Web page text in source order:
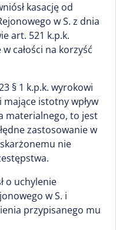
kasację od
w S. z dnia
art. 521 k.p.k.
całości na korzyść
§ 1 k.p.k. wyrokowi
mające istotny wpływ
materialnego, to jest
zastosowanie w
nie
o uchylenie
w S. i
przypisanego mu